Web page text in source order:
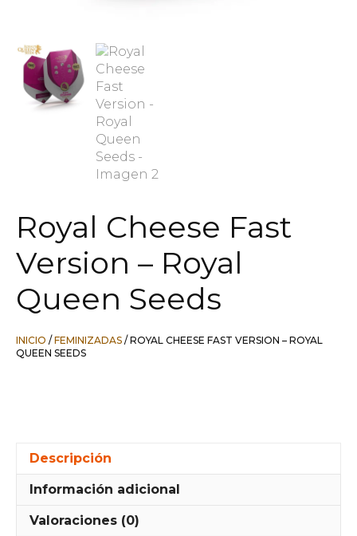
Royal Cheese Fast
Version – Royal
Queen Seeds
INICIO / FEMINIZADAS / ROYAL CHEESE FAST VERSION – ROYAL
QUEEN SEEDS
Descripción
Información adicional
Valoraciones (0)